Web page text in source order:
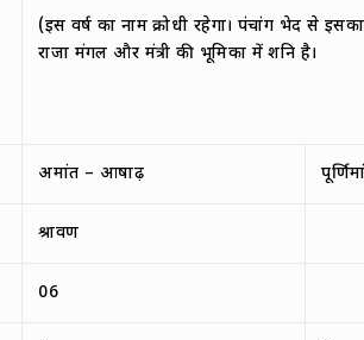
(इस वर्ष का नाम क्रोधी रहेगा। पंचांग भेद से
राजा मंगल और मंत्री की भूमिका में शनि है।
अमांत – आषाढ़
श्रावण
06